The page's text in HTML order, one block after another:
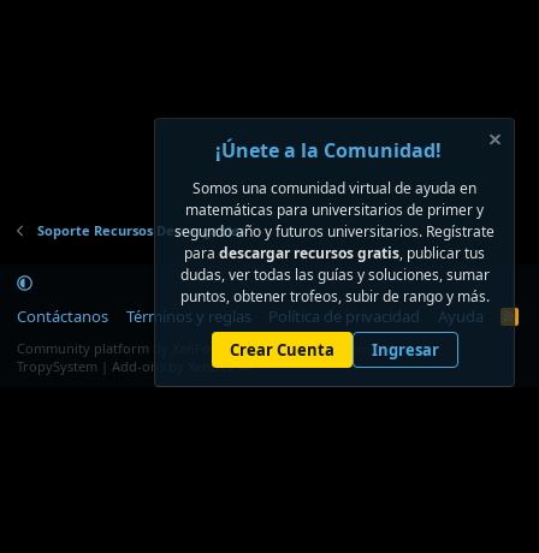
Soporte Recursos Descargables
Contáctanos Términos y reglas Política de privacidad Ayuda
R
Community platform by XenForo ® © 2010-2026 XenForo Ltd.
TropySystem | Add-ons by XenDev ☁️
¡Únete a la Comunidad!
Somos una comunidad virtual de ayuda en
matemáticas para universitarios de primer y
segundo año y futuros universitarios. Regístrate
para descargar recursos gratis, publicar tus
dudas, ver todas las guías y soluciones, sumar
puntos, obtener trofeos, subir de rango y más.
Crear Cuenta Ingresar